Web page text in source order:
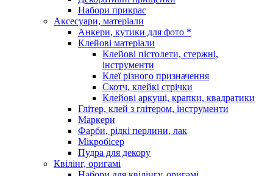
Набори прикрас
Аксесуари, матеріали
Анкери, кутики для фото *
Клейові матеріали
Клейові пістолети, стержні,
інструменти
Клеї різного призначення
Скотч, клейкі стрічки
Клейові аркуші, крапки, квадратики
Глітер, клей з глітером, інструменти
Маркери
Фарби, рідкі перлини, лак
Мікробісер
Пудра для декору
Квілінг, оригамі